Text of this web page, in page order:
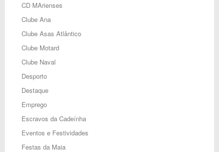
CD MArienses
Clube Ana
Clube Asas Atlântico
Clube Motard
Clube Naval
Desporto
Destaque
Emprego
Escravos da Cadeínha
Eventos e Festividades
Festas da Maia